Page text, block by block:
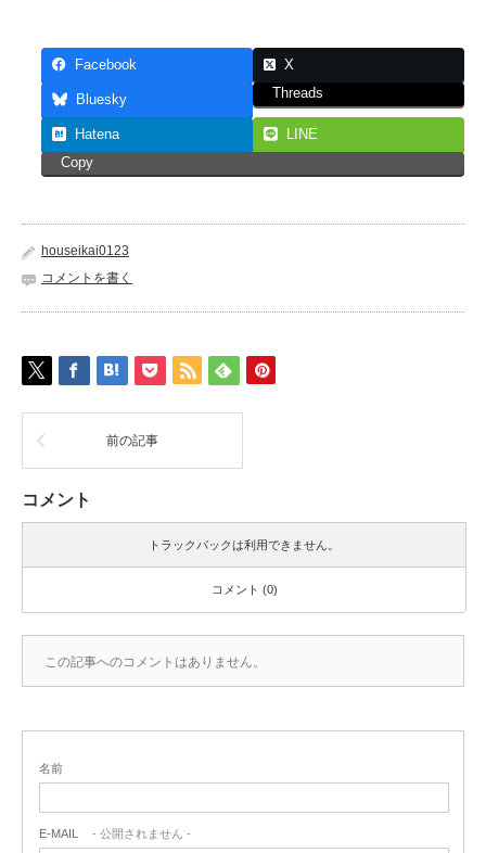
Facebook X
Bluesky Threads
Hatena
LINE
Copy
houseikai0123
コメントを書く
前の記事
コメント
トラックバックは利用できません。
コメント (0)
この記事へのコメントはありません。
名前
E-MAIL - 公開されません -